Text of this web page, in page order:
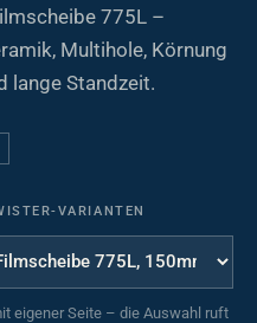
775L –
Multihole, Körnung
lange Standzeit.
VARIANTEN
eigener Seite – die Auswahl ruft